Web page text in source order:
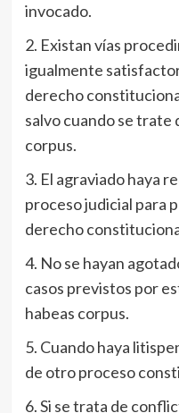
invocado.
2. Existan vías
igualmente
derecho
salvo cuando se trate
corpus.
3. El agraviado haya
proceso judicial para
derecho
4. No se hayan
casos previstos por
habeas corpus.
5. Cuando haya
de otro proceso
6. Si se trata de